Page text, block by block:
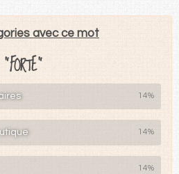
avec ce mot
"FORTE"
14%
14%
14%